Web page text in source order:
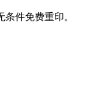
件免费重印。